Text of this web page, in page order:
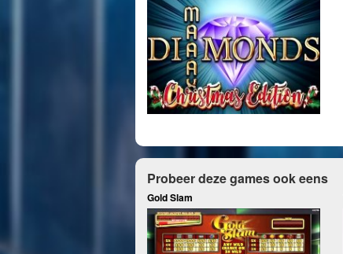
Probeer deze games ook eens
Gold Slam